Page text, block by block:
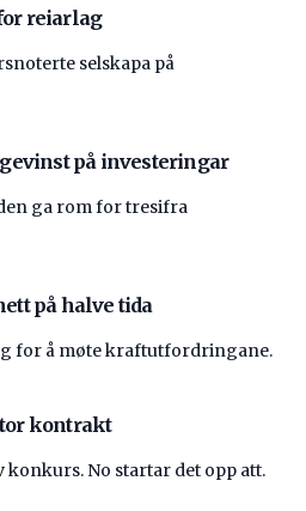
reiarlag
selskapa på
på investeringar
ga rom for tresifra
på halve tida
for å møte kraftutfordringane.
kontrakt
No startar det opp att.